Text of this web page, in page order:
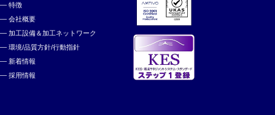
特徴
会社概要
加工設備＆加工ネットワーク
環境/品質方針/行動指針
新着情報
採用情報